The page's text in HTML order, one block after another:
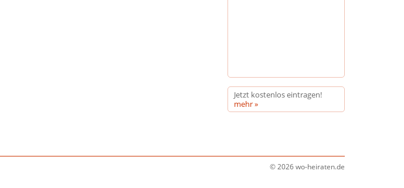
Jetzt kostenlos eintragen!
mehr »
© 2026 wo-heiraten.de